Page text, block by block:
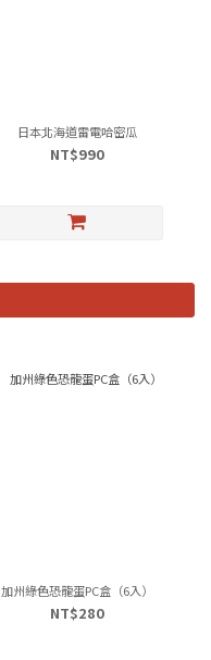
日本北海道雷電哈密瓜
NT$990
加州綠色恐龍蛋PC盒（6入）
NT$280